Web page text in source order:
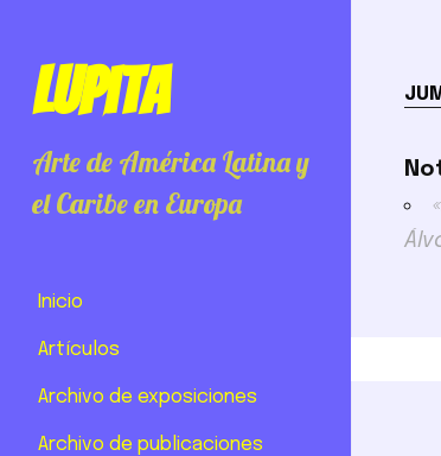
Lupita
Arte de América Latina y
el Caribe en Europa
Inicio
Artículos
Archivo de exposiciones
Archivo de publicaciones